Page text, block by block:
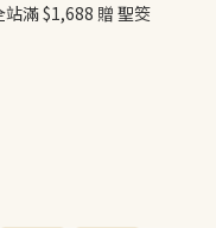
滿 $1,688 贈 聖筊